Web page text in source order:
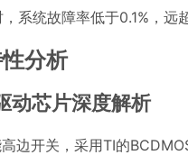
系统故障率低于0.1%，远
分析
动芯片深度解析
边开关，采用TI的